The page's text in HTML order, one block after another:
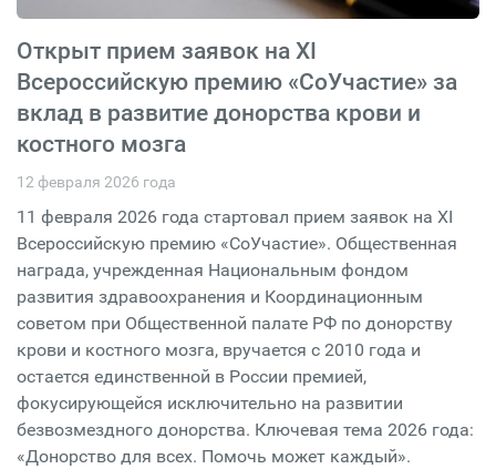
Открыт прием заявок на XI
Всероссийскую премию «СоУчастие» за
вклад в развитие донорства крови и
костного мозга
12 февраля 2026 года
11 февраля 2026 года стартовал прием заявок на XI
Всероссийскую премию «СоУчастие». Общественная
награда, учрежденная Национальным фондом
развития здравоохранения и Координационным
советом при Общественной палате РФ по донорству
крови и костного мозга, вручается с 2010 года и
остается единственной в России премией,
фокусирующейся исключительно на развитии
безвозмездного донорства. Ключевая тема 2026 года:
«Донорство для всех. Помочь может каждый».